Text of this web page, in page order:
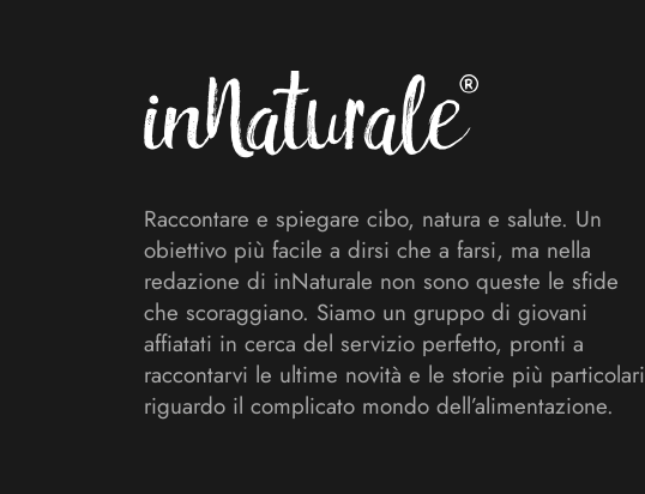
Raccontare e spiegare cibo, natura e salute. Un
obiettivo più facile a dirsi che a farsi, ma nella
redazione di inNaturale non sono queste le sfide
che scoraggiano. Siamo un gruppo di giovani
affiatati in cerca del servizio perfetto, pronti a
raccontarvi le ultime novità e le storie più particolari
riguardo il complicato mondo dell’alimentazione.